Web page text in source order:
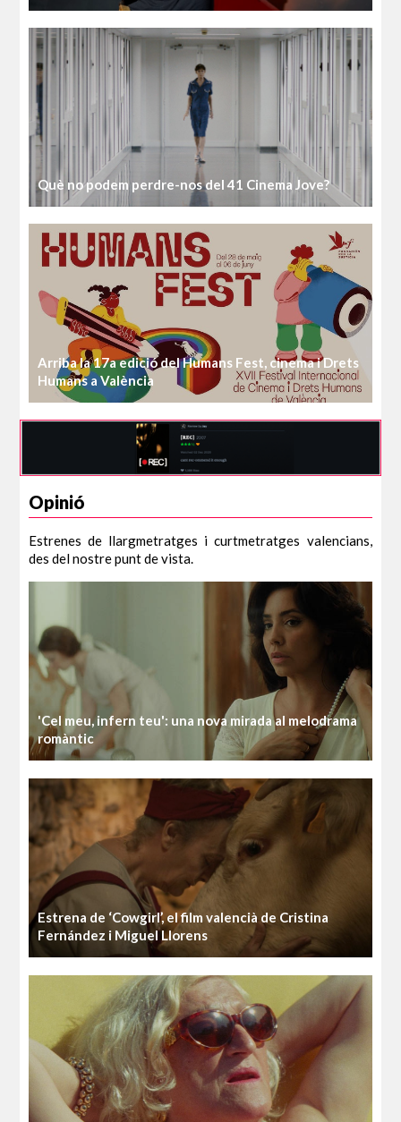
Què no podem perdre-nos del 41 Cinema Jove?
Arriba la 17a edició del Humans Fest, cinema i Drets
Humans a València
Opinió
Estrenes de llargmetratges i curtmetratges valencians,
des del nostre punt de vista.
'Cel meu, infern teu': una nova mirada al melodrama
romàntic
Estrena de ‘Cowgirl’, el film valencià de Cristina
Fernández i Miguel Llorens